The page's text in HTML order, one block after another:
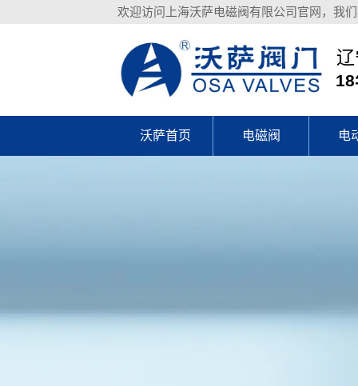
欢迎访问上海沃萨电磁阀有限公司官网，我
沃萨首页 电磁阀 电